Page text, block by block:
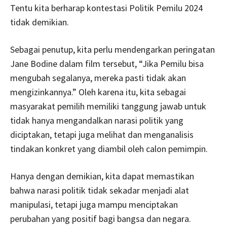
Tentu kita berharap kontestasi Politik Pemilu 2024
tidak demikian.
Sebagai penutup, kita perlu mendengarkan peringatan
Jane Bodine dalam film tersebut, “Jika Pemilu bisa
mengubah segalanya, mereka pasti tidak akan
mengizinkannya.” Oleh karena itu, kita sebagai
masyarakat pemilih memiliki tanggung jawab untuk
tidak hanya mengandalkan narasi politik yang
diciptakan, tetapi juga melihat dan menganalisis
tindakan konkret yang diambil oleh calon pemimpin.
Hanya dengan demikian, kita dapat memastikan
bahwa narasi politik tidak sekadar menjadi alat
manipulasi, tetapi juga mampu menciptakan
perubahan yang positif bagi bangsa dan negara.